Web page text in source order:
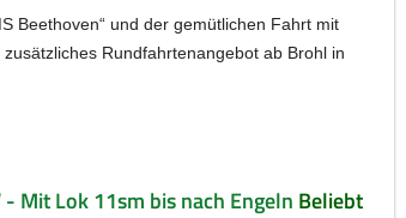
Beethoven“ und der gemütlichen Fahrt mit
Rundfahrtenangebot ab Brohl in
Mit Lok 11sm bis nach Engeln Beliebt